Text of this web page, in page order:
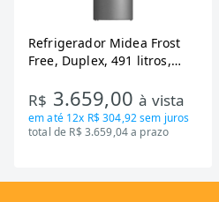
Refrigerador Midea Frost
Free, Duplex, 491 litros,
RT650EVK463)
R$ 3.659,00à vista
em até 12x R$ 304,92sem juros
total de R$ 3.659,04 a prazo